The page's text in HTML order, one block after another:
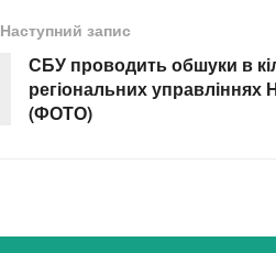
Наступний запис
СБУ проводить обшуки в
регіональних управліннях
(ФОТО)